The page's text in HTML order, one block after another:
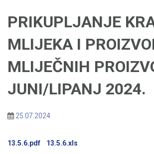
PRIKUPLJANJE
MLIJEKA I
MLIJEČNIH
JUNI/LIPANJ 2024.
25.07.2024
13.5.6.pdf 13.5.6.xls